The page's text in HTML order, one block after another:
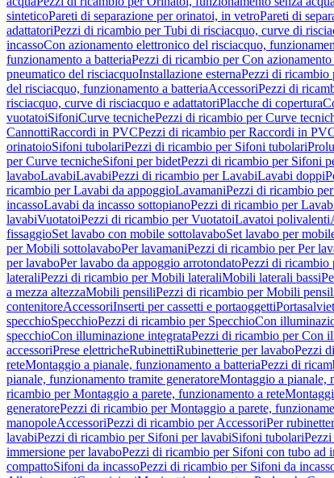
sinteticoPareti di separazione per orinatoi, in vetroPareti di
adattatoriPezzi di ricambio per Tubi di risciacquo, curve di
incassoCon azionamento elettronico del risciacquo,
funzionamento a batteriaPezzi di ricambio per Con
pneumatico del risciacquoInstallazione esternaPezzi di ricambio
del risciacquo, funzionamento a batteriaAccessoriPezzi di
risciacquo, curve di risciacquo e adattatoriPlacche di copertura
vuotatoiSifoniCurve tecnichePezzi di ricambio per Curve
CannottiRaccordi in PVCPezzi di ricambio per Raccordi in
orinatoioSifoni tubolariPezzi di ricambio per Sifoni tubolari
per Curve tecnicheSifoni per bidetPezzi di ricambio per Sifoni
lavaboLavabiLavabiPezzi di ricambio per LavabiLavabi doppi
ricambio per Lavabi da appoggioLavamaniPezzi di ricambio
incassoLavabi da incasso sottopianoPezzi di ricambio per
lavabiVuotatoiPezzi di ricambio per VuotatoiLavatoi polivalenti
fissaggioSet lavabo con mobile sottolavaboSet lavabo per
per Mobili sottolavaboPer lavamaniPezzi di ricambio per Per
per lavaboPer lavabo da appoggio arrotondatoPezzi di ricambio
lateraliPezzi di ricambio per Mobili lateraliMobili laterali bassi
a mezza altezzaMobili pensiliPezzi di ricambio per Mobili
contenitoreAccessoriInserti per cassetti e portaoggetti
specchioSpecchioPezzi di ricambio per SpecchioCon
specchioCon illuminazione integrataPezzi di ricambio per Con
accessoriPrese elettricheRubinettiRubinetterie per lavaboPezzi
reteMontaggio a pianale, funzionamento a batteriaPezzi di
pianale, funzionamento tramite generatoreMontaggio a pianale,
ricambio per Montaggio a parete, funzionamento a rete
generatorePezzi di ricambio per Montaggio a parete,
manopoleAccessoriPezzi di ricambio per AccessoriPer
lavabiPezzi di ricambio per Sifoni per lavabiSifoni tubolari
immersione per lavaboPezzi di ricambio per Sifoni con tubo ad
compattoSifoni da incassoPezzi di ricambio per Sifoni da